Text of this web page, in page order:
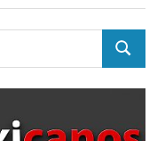
BUSCAR